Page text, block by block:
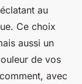
au
Ce choix
aussi un
de vos
avec